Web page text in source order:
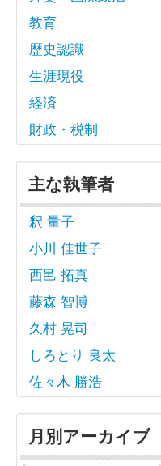
教育
歴史認識
生涯現役
経済
財政・税制
主な執筆者
釈 量子
小川 佳世子
西邑 拓真
藤森 智博
久村 晃司
しろとり 良太
佐々木 勝浩
月別アーカイブ